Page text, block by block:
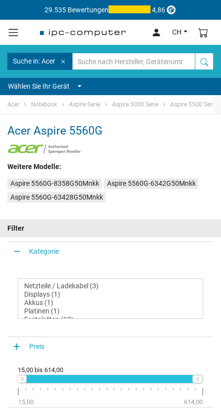
29.535 Bewertungen 4,86
CH
Suche in: Acer
Wählen Sie Ihr Gerät
Acer Notebook Aspire Serie Aspire 5000 Serie Aspire 5500 Serie
Acer Aspire 5560G
Weitere Modelle:
Aspire 5560G-8358G50Mnkk
Aspire 5560G-6342G50Mnkk
Aspire 5560G-63428G50Mnkk
Filter
Kategorie
Preis
15,00 bis 614,00
15,00 614,00